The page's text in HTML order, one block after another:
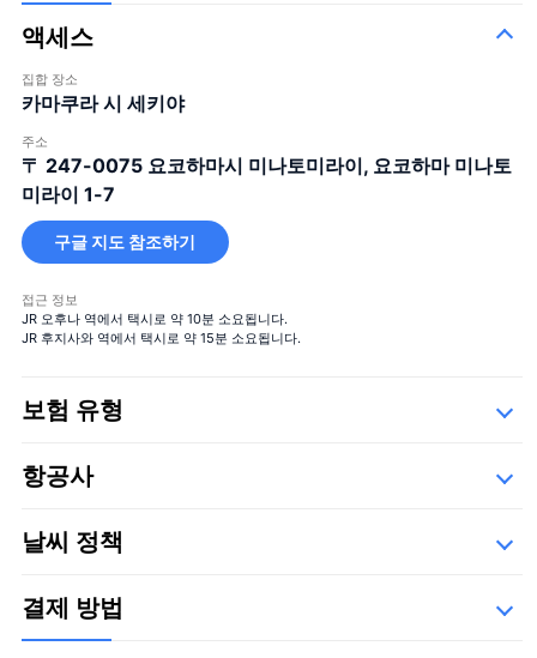
100 송이의 장미 꽃다발
12 송이의 장미 꽃다발
40 송이의 장미 꽃다발
108 송이의 장미 꽃다발 결혼해주세요
99+1 송이의 장미
기내 1송이 + 착륙 후 99송이, 서
액세스
집합 장소
카마쿠라 시 세키야
주소
〒 247-0075 요코하마시 미나토미라이, 요코하마 미나토
미라이 1-7
구글 지도 참조하기
접근 정보
JR 오후나 역에서 택시로 약 10분 소요됩니다.
JR 후지사와 역에서 택시로 약 15분 소요됩니다.
보험 유형
항공사
타쿠미 항공 기업, 제일항공주식회사
날씨 정책
결제 방법